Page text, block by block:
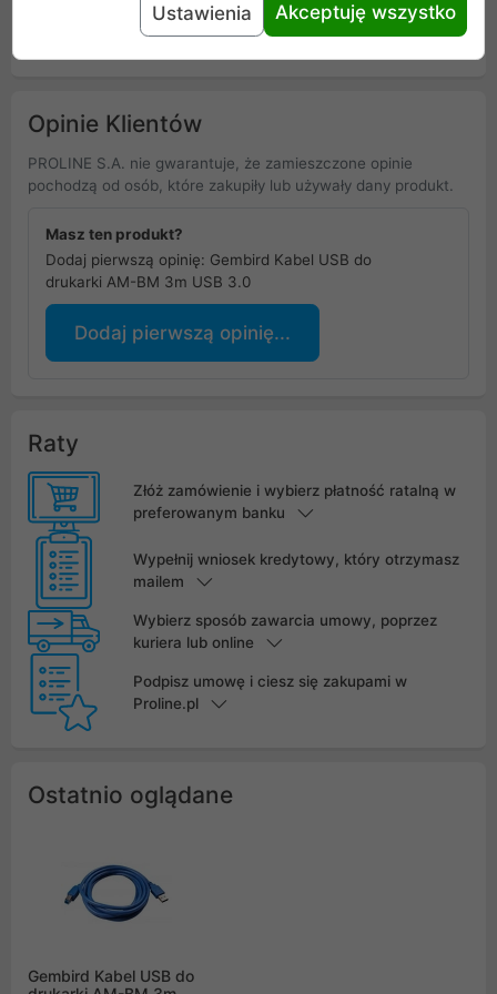
Uniwersalna informacja o bezpieczeństwie
Opinie Klientów
PROLINE S.A. nie gwarantuje, że zamieszczone opinie
pochodzą od osób, które zakupiły lub używały dany produkt.
Masz ten produkt?
Dodaj pierwszą opinię: Gembird Kabel USB do
drukarki AM-BM 3m USB 3.0
Dodaj pierwszą opinię...
Raty
Złóż zamówienie i wybierz płatność ratalną w
preferowanym banku
Wypełnij wniosek kredytowy, który otrzymasz
mailem
Wybierz sposób zawarcia umowy, poprzez
kuriera lub online
Podpisz umowę i ciesz się zakupami w
Proline.pl
Ostatnio oglądane
Gembird Kabel USB do
Ustawienia Akceptuję wszystko